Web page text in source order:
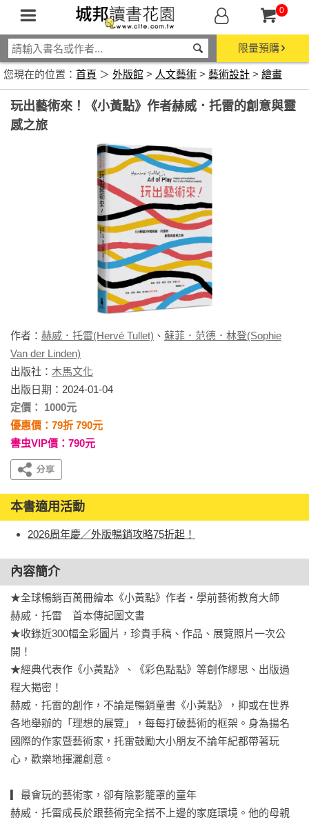
0
限量預購
您現在的位置： 首頁 ＞ 外版館 > 人文藝術 > 藝術設計 > 繪畫
玩出藝術來！《小黃點》作者赫威．托雷的創意與靈
感之旅
作者： 赫威．托雷(Hervé Tullet) 、 蘇菲．范德．林登(Sophie
Van der Linden)
出版社： 木馬文化
出版日期：2024-01-04
定價： 1000元
優惠價：79折 790元
書虫VIP價：790元
本書適用活動
2026周年慶／外版暢銷攻略75折起！
內容簡介
★全球暢銷百萬冊繪本《小黃點》作者・學前藝術教育大師
赫威．托雷　首本傳記圖文書
★收錄近300幅全彩圖片，珍貴手稿、作品、展覽照片一次公
開！
★經典代表作《小黃點》、《彩色點點》等創作繆思、出版過
程大揭密！
赫威．托雷的創作，不論是暢銷童書《小黃點》，抑或在世界
各地舉辦的「理想的展覽」，每每打破藝術的框架。身為揚名
國際的作家暨藝術家，托雷鼓勵大小朋友不論年紀都帶著玩
心，歡樂地揮灑創意。
▎最會玩的藝術家，卻有陰影籠罩的童年
赫威．托雷成長於跟藝術完全搭不上邊的家庭環境。他的母親